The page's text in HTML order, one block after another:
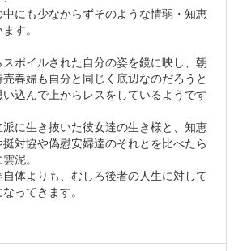
中にも少なからずそのような情弱・知恵
す。
ポイルされた自分の姿を鏡に映し、朝
春婦も自分と同じく底辺なのだろうと
い込んで上からレスをしているようです
に生き抜いた彼女達の生き様と、知恵
対協や偽慰安婦達のそれとを比べたら
泥。
体よりも、むしろ後者の人生に対して
ってきます。